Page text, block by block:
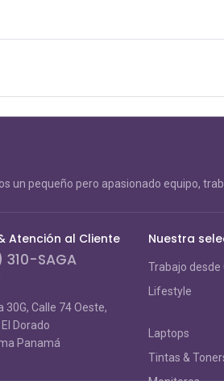
un pequeño pero apasionado equipo,
Atención al Cliente
SAGA
30G, Calle 74 Oeste,
Dorado
Panamá
Nuestra
Trabajo desde
Lifestyle
Laptops
Tintas &
Monitores